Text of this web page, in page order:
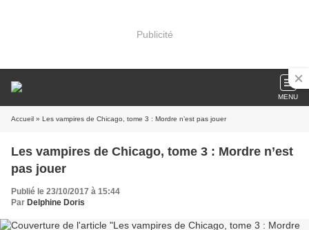
Publicité
MENU
Accueil » Les vampires de Chicago, tome 3 : Mordre n’est pas jouer
Les vampires de Chicago, tome 3 : Mordre n’est
pas jouer
Publié le 23/10/2017 à 15:44
Par Delphine Doris